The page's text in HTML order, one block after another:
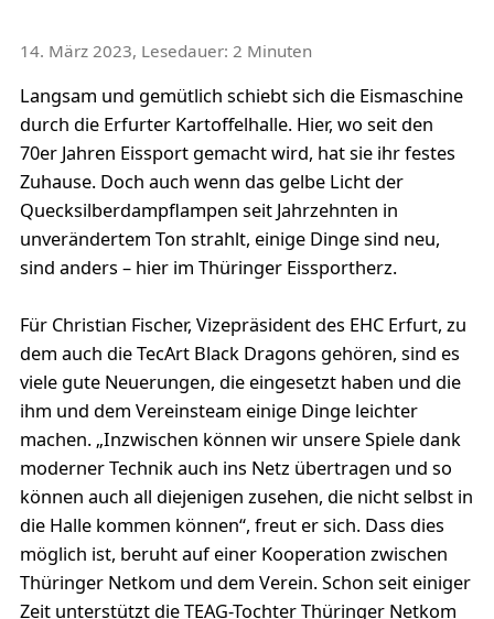
14. März 2023, Lesedauer: 2 Minuten
Langsam und gemütlich schiebt sich die Eismaschine
durch die Erfurter Kartoffelhalle. Hier, wo seit den
70er Jahren Eissport gemacht wird, hat sie ihr festes
Zuhause. Doch auch wenn das gelbe Licht der
Quecksilberdampflampen seit Jahrzehnten in
unverändertem Ton strahlt, einige Dinge sind neu,
sind anders – hier im Thüringer Eissportherz.
Für Christian Fischer, Vizepräsident des EHC Erfurt, zu
dem auch die TecArt Black Dragons gehören, sind es
viele gute Neuerungen, die eingesetzt haben und die
ihm und dem Vereinsteam einige Dinge leichter
machen. „Inzwischen können wir unsere Spiele dank
moderner Technik auch ins Netz übertragen und so
können auch all diejenigen zusehen, die nicht selbst in
die Halle kommen können“, freut er sich. Dass dies
möglich ist, beruht auf einer Kooperation zwischen
Thüringer Netkom und dem Verein. Schon seit einiger
Zeit unterstützt die TEAG-Tochter Thüringer Netkom